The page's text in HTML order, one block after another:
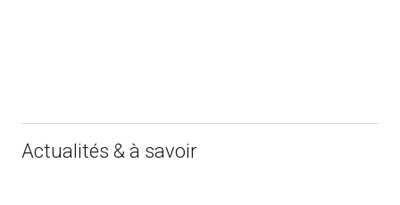
Actualités & à savoir